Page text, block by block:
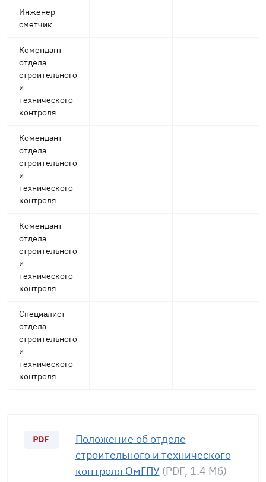
Инженер-
сметчик
Комендант
отдела
строительного
и
технического
контроля
Комендант
отдела
строительного
и
технического
контроля
Комендант
отдела
строительного
и
технического
контроля
Специалист
отдела
строительного
и
технического
контроля
Положение об отделе
строительного и технического
контроля ОмГПУ(PDF, 1.4 Мб)